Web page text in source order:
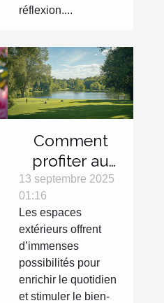
réflexion....
Comment
profiter au
maximum
des espaces
extérieurs
avec des
activités
variées ?
13 septembre 2025
01:16
Les espaces
extérieurs offrent
d’immenses
possibilités pour
enrichir le quotidien
et stimuler le bien-